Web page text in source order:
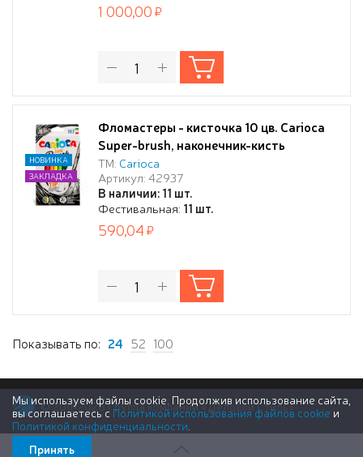
1 000,00
Фломастеры - кисточка 10 цв. Carioca
Super-brush, наконечник-кисть
ТМ: Carioca
Артикул: 42937
В наличии: 11 шт.
Фестивальная: 11 шт.
НОВИНКА
ЗАКЛАДКА
590,04
Показывать по: 24 52 100
© 2011-2026 Группа компаний «Деловой Стиль»
Мы используем файлы cookie. Продолжив использование сайта,
вы соглашаетесь с Политикой использования файлов cookie и
Политикой конфиденциальности
Принять